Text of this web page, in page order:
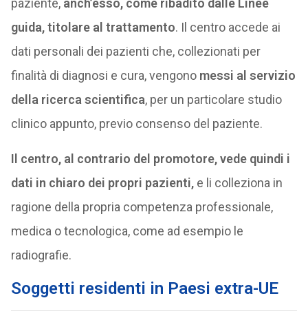
paziente, anch’esso, come ribadito dalle Linee
guida, titolare al trattamento. Il centro accede ai
dati personali dei pazienti che, collezionati per
finalità di diagnosi e cura, vengono messi al servizio
della ricerca scientifica, per un particolare studio
clinico appunto, previo consenso del paziente.
Il centro, al contrario del promotore, vede quindi i
dati in chiaro dei propri pazienti,e li colleziona in
ragione della propria competenza professionale,
medica o tecnologica, come ad esempio le
radiografie.
Soggetti residenti in Paesi extra-UE